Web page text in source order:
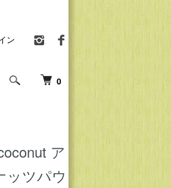
0
ン
ア
ッツパウ